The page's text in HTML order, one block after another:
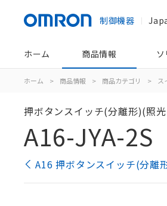
制御機器
ホーム 商品情報
ホーム > 商品情報 > 商品カテゴリ > ス
押ボタンスイッチ(分離形)(照
A16-JYA-2S
A16 押ボタンスイッチ(分離